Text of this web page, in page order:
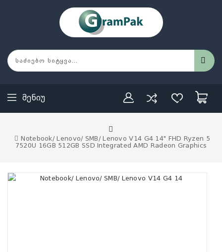
Მენიუ
Notebook/ Lenovo/ SMB/ Lenovo V14 G4 14" FHD Ryzen 5
7520U 16GB 512GB SSD Integrated AMD Radeon Graphics